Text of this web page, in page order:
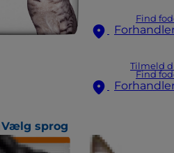
Find
Tilmeld
Find
Vælg sprog